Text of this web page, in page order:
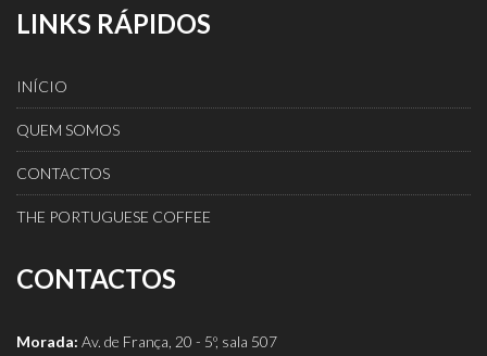
LINKS RÁPIDOS
INÍCIO
QUEM SOMOS
CONTACTOS
THE PORTUGUESE COFFEE
CONTACTOS
Morada: Av. de França, 20 - 5º, sala 507